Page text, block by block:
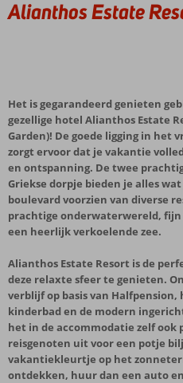
Alianthos Estate
Het is gegarandeerd genieten
gezellige hotel Alianthos Estate
Garden)! De goede ligging in het
zorgt ervoor dat je vakantie
en ontspanning. De twee
Griekse dorpje bieden je alles
boulevard voorzien van diverse
prachtige onderwaterwereld, fijn
een heerlijk verkoelende zee.
Alianthos Estate Resort is de
deze relaxte sfeer te genieten.
verblijf op basis van
kinderbad en de modern
het in de accommodatie zelf ook
reisgenoten uit voor een potje
vakantiekleurtje op het
ontdekken, huur dan een auto